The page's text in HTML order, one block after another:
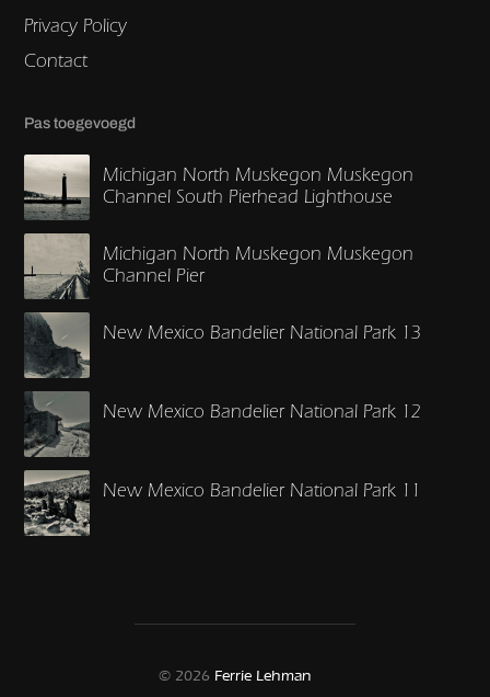
Privacy Policy
Contact
Pas toegevoegd
Michigan North Muskegon Muskegon
Channel South Pierhead Lighthouse
Michigan North Muskegon Muskegon
Channel Pier
New Mexico Bandelier National Park 13
New Mexico Bandelier National Park 12
New Mexico Bandelier National Park 11
© 2026 Ferrie Lehman